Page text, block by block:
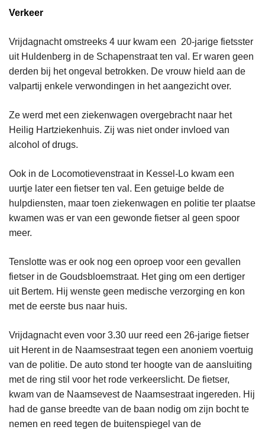
Verkeer
Vrijdagnacht omstreeks 4 uur kwam een 20-jarige fietsster
uit Huldenberg in de Schapenstraat ten val. Er waren geen
derden bij het ongeval betrokken. De vrouw hield aan de
valpartij enkele verwondingen in het aangezicht over.
Ze werd met een ziekenwagen overgebracht naar het
Heilig Hartziekenhuis. Zij was niet onder invloed van
alcohol of drugs.
Ook in de Locomotievenstraat in Kessel-Lo kwam een
uurtje later een fietser ten val. Een getuige belde de
hulpdiensten, maar toen ziekenwagen en politie ter plaatse
kwamen was er van een gewonde fietser al geen spoor
meer.
Tenslotte was er ook nog een oproep voor een gevallen
fietser in de Goudsbloemstraat. Het ging om een dertiger
uit Bertem. Hij wenste geen medische verzorging en kon
met de eerste bus naar huis.
Vrijdagnacht even voor 3.30 uur reed een 26-jarige fietser
uit Herent in de Naamsestraat tegen een anoniem voertuig
van de politie. De auto stond ter hoogte van de aansluiting
met de ring stil voor het rode verkeerslicht. De fietser,
kwam van de Naamsevest de Naamsestraat ingereden. Hij
had de ganse breedte van de baan nodig om zijn bocht te
nemen en reed tegen de buitenspiegel van de